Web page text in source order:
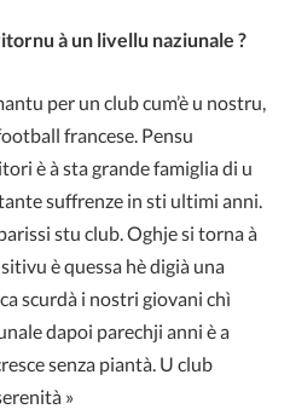
à un livellu naziunale ?
per un club cum’è u nostru,
francese. Pensu
è à sta grande famiglia di u
suffrenze in sti ultimi anni.
stu club. Oghje si torna à
è quessa hè digià una
scurdà i nostri giovani chì
dapoi parechji anni è a
senza piantà. U club
»